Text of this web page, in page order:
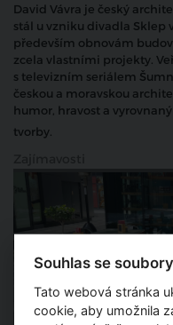
David Vávra je český
stál u vzniku divadla Sklep
především obnovám
zcela vlastními projekty.
s televizním seriálem
českou a moravskou
humor, hravost a
tvorby.
Souhlas se
Tato webová stránka
cookie, aby umožnila